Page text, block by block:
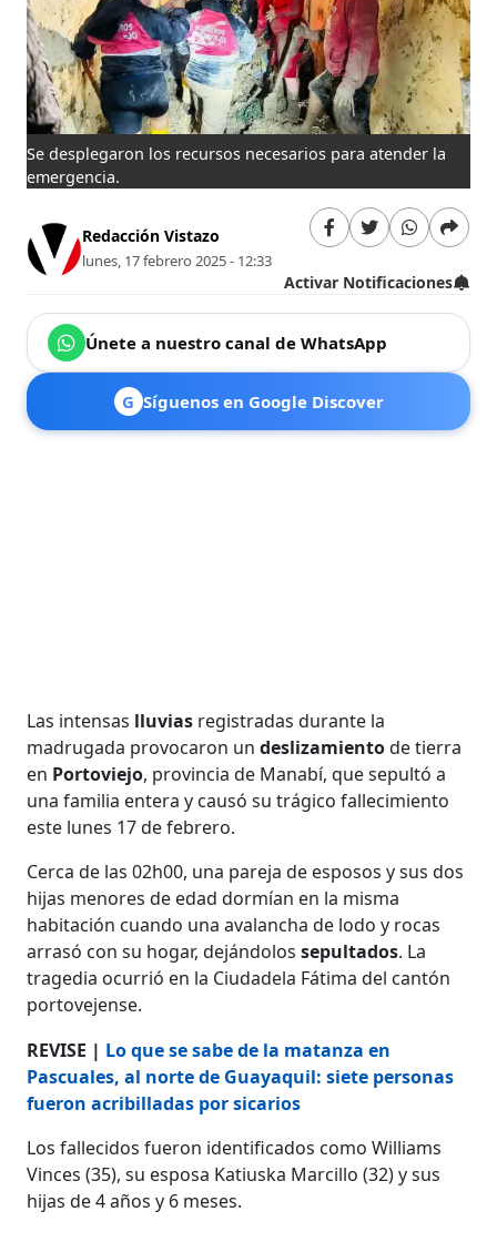
Se desplegaron los recursos necesarios para atender la
emergencia.
Redacción Vistazo
lunes, 17 febrero 2025 - 12:33
Activar Notificaciones
Únete a nuestro canal de WhatsApp
G Síguenos en Google Discover
Las intensas lluvias registradas durante la
madrugada provocaron undeslizamientode tierra
en Portoviejo, provincia de Manabí, que sepultó a
una familia entera y causó su trágico fallecimiento
este lunes 17 de febrero.
Cerca de las 02h00, una pareja de esposos y sus dos
hijas menores de edad dormían en la misma
habitación cuando una avalancha de lodo y rocas
arrasó con su hogar, dejándolossepultados. La
tragedia ocurrió en la Ciudadela Fátima del cantón
portovejense.
REVISE | Lo que se sabe de la matanza en
Pascuales, al norte de Guayaquil: siete personas
fueron acribilladas por sicarios
Los fallecidos fueron identificados como Williams
Vinces (35), su esposa Katiuska Marcillo (32) y sus
hijas de 4 años y 6 meses.